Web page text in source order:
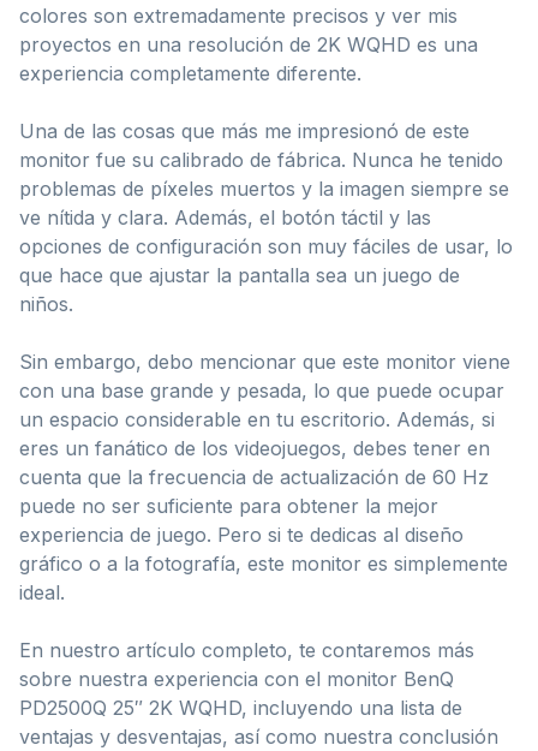
colores son extremadamente precisos y ver mis
proyectos en una resolución de 2K WQHD es una
experiencia completamente diferente.
Una de las cosas que más me impresionó de este
monitor fue su calibrado de fábrica. Nunca he tenido
problemas de píxeles muertos y la imagen siempre se
ve nítida y clara. Además, el botón táctil y las
opciones de configuración son muy fáciles de usar, lo
que hace que ajustar la pantalla sea un juego de
niños.
Sin embargo, debo mencionar que este monitor viene
con una base grande y pesada, lo que puede ocupar
un espacio considerable en tu escritorio. Además, si
eres un fanático de los videojuegos, debes tener en
cuenta que la frecuencia de actualización de 60 Hz
puede no ser suficiente para obtener la mejor
experiencia de juego. Pero si te dedicas al diseño
gráfico o a la fotografía, este monitor es simplemente
ideal.
En nuestro artículo completo, te contaremos más
sobre nuestra experiencia con el monitor BenQ
PD2500Q 25″ 2K WQHD, incluyendo una lista de
ventajas y desventajas, así como nuestra conclusión